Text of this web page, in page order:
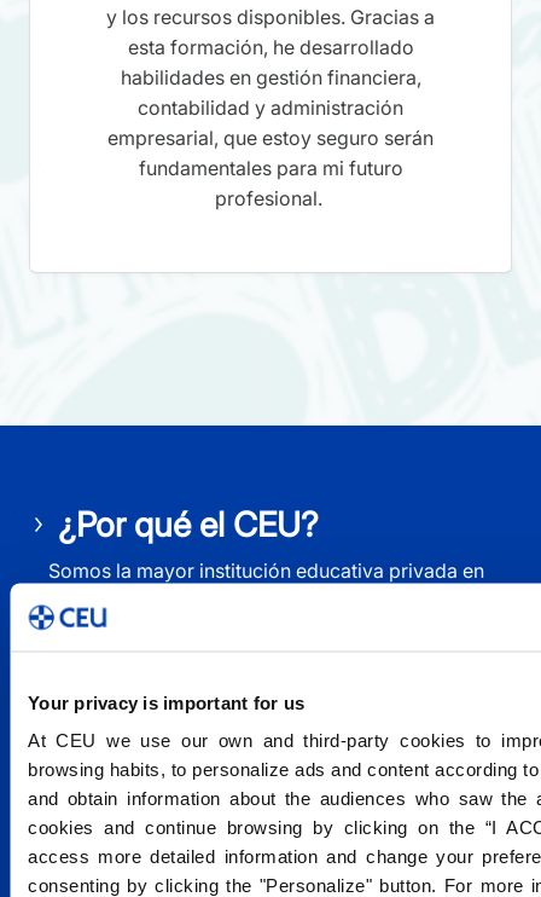
Your privacy is important for us
At CEU we use our own and third-party cookies to
browsing habits, to personalize ads and content according
and obtain information about the audiences who saw
cookies and continue browsing by clicking on the “I
access more detailed information and change your
consenting by clicking the "Personalize" button. For more
y los recursos disponibles. Gracias a
esta formación, he desarrollado
habilidades en gestión financiera,
contabilidad y administración
empresarial, que estoy seguro serán
fundamentales para mi futuro
profesional.
¿Por qué el CEU?
Somos la mayor institución educativa privada en
+90 AÑOS EDUCANDO
CEU, institución docente con más de 90 años de
experiencia.